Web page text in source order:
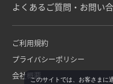
よくあるご質問・お問い
ご利用規約
プライバシーポリシー
会社概要このサイトでは、お客さまに